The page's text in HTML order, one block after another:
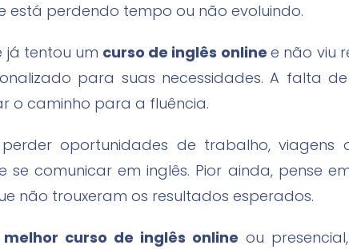
está perdendo tempo ou não evoluindo.
já tentou um curso de inglês online e não viu
para suas necessidades. A falta
o caminho para a fluência.
oportunidades de trabalho, viagens
se comunicar em inglês. Pior ainda, pense
não trouxeram os resultados esperados.
melhor curso de inglês online ou